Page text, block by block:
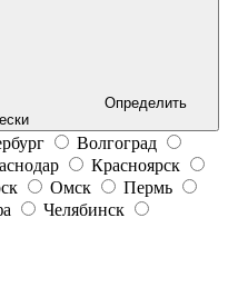
Определить
Волгоград
Красноярск
Омск
Пермь
Челябинск